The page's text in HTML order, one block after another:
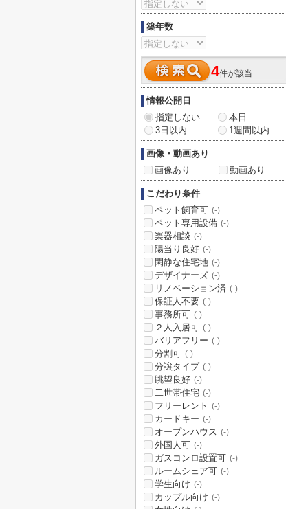
築年数
4件が該当
情報公開日
指定しない
本日
3日以内
1週間以内
画像・動画あり
画像あり
動画あり
こだわり条件
ペット飼育可 (-)
ペット専用設備 (-)
楽器相談 (-)
陽当り良好 (-)
閑静な住宅地 (-)
デザイナーズ (-)
リノベーション済 (-)
保証人不要 (-)
事務所可 (-)
２人入居可 (-)
バリアフリー (-)
分割可 (-)
分譲タイプ (-)
眺望良好 (-)
二世帯住宅 (-)
フリーレント (-)
カードキー (-)
オープンハウス (-)
外国人可 (-)
ガスコンロ設置可 (-)
ルームシェア可 (-)
学生向け (-)
カップル向け (-)